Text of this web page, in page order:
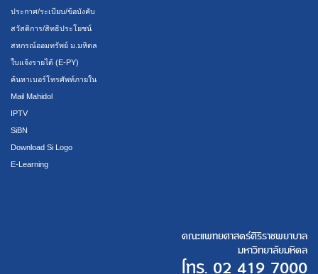
ประกาศ/ระเบียบ/ข้อบังคับ
สวัสดิการ/สิทธิประโยชน์
สหกรณ์ออมทรัพย์ ม.มหิดล
ใบแจ้งรายได้ (E-PY)
ค้นหาเบอร์โทรศัพท์ภายใน
Mail Mahidol
IPTV
SiBN
Download Si Logo
E-Learning
คณะแพทยศาสตร์ศิริราชพยาบาล
มหาวิทยาลัยมหิดล
โทร. 02 419 7000